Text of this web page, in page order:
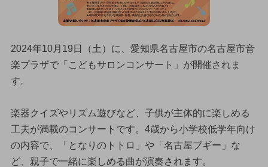
2024年10月19日（土）に、愛知県名古屋市の名古屋市音
楽プラザで「こどもサロンコンサート」が開催されま
す。
楽器クイズやリズム遊びなど、子供が主体的に楽しめる
工夫が満載のコンサートです。4歳から小学校低学年向け
の内容で、「となりのトトロ」や「名古屋ブギー」な
ど、親子で一緒に楽しめる曲が演奏されます。